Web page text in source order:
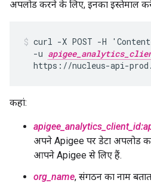
अपलोड करने के लिए, इनका इस्तेमाल
curl -X POST -H
  -u
https://nucleus-api-
कहां:
अपने Apigee पर डेटा अपलोड
आपने Apigee से लिए हैं.
org_name, संगठन का नाम